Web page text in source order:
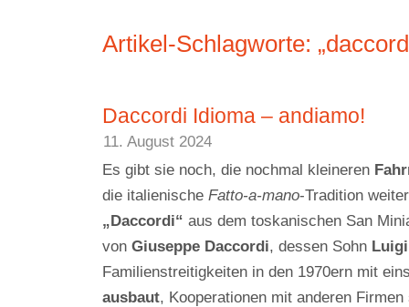
Artikel-Schlagworte:
Daccordi Idioma – andiamo!
11. August 2024
Es gibt sie noch, die nochmal kleineren
die italienische Fatto-a-mano-Tradition
„Daccordi“ aus dem toskanischen San
von Giuseppe Daccordi, dessen Sohn Luigi
Familienstreitigkeiten in den 1970ern mit
ausbaut, Kooperationen mit anderen